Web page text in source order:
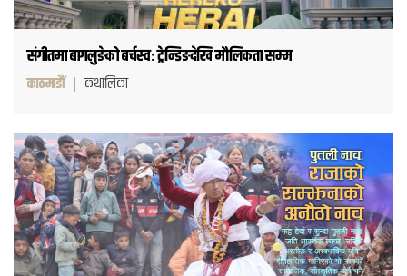
संगीतमा बागलुङेको बर्चस्वः ट्रेन्डिङदेखि मौलिकता सम्म
काठमाडौं कथालिका